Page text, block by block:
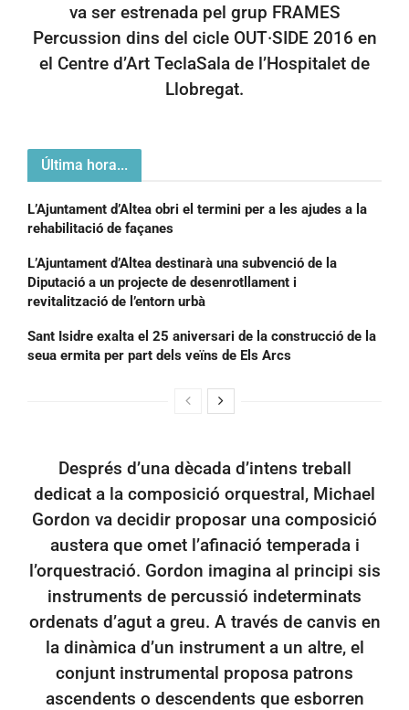
va ser estrenada pel grup FRAMES
Percussion dins del cicle OUT·SIDE 2016 en
el Centre d’Art TeclaSala de l’Hospitalet de
Llobregat.
Última hora...
L’Ajuntament d’Altea obri el termini per a les ajudes a la
rehabilitació de façanes
L’Ajuntament d’Altea destinarà una subvenció de la
Diputació a un projecte de desenrotllament i
revitalització de l’entorn urbà
Sant Isidre exalta el 25 aniversari de la construcció de la
seua ermita per part dels veïns de Els Arcs
Després d’una dècada d’intens treball
dedicat a la composició orquestral, Michael
Gordon va decidir proposar una composició
austera que omet l’afinació temperada i
l’orquestració. Gordon imagina al principi sis
instruments de percussió indeterminats
ordenats d’agut a greu. A través de canvis en
la dinàmica d’un instrument a un altre, el
conjunt instrumental proposa patrons
ascendents o descendents que esborren